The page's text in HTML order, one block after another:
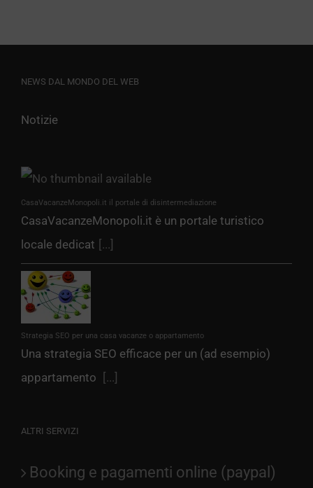
NEWS DAL MONDO DEL WEB
Notizie
CasaVacanzeMonopoli.it il portale di disintermediazione
CasaVacanzeMonopoli.it è un portale turistico
locale dedicat [...]
Strategia SEO per una casa vacanze o appartamento
Una strategia SEO efficace per un (ad esempio)
appartamento
[...]
ALTRI SERVIZI
Booking e pagamenti online (paypal)